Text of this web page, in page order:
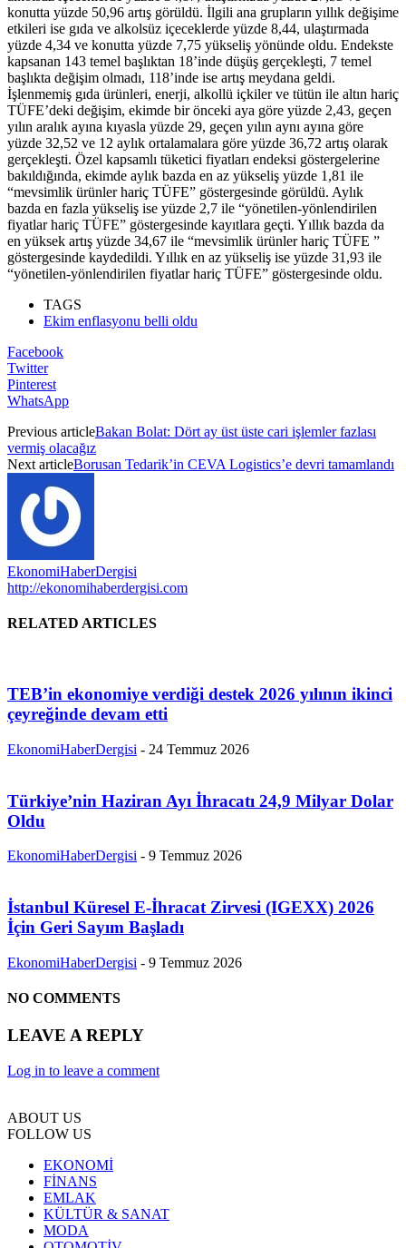
konutta yüzde 50,96 artış görüldü. İlgili ana grupların yıllık değişime
etkileri ise gıda ve alkolsüz içeceklerde yüzde 8,44, ulaştırmada
yüzde 4,34 ve konutta yüzde 7,75 yükseliş yönünde oldu. Endekste
kapsanan 143 temel başlıktan 18’inde düşüş gerçekleşti, 7 temel
başlıkta değişim olmadı, 118’inde ise artış meydana geldi.
İşlenmemiş gıda ürünleri, enerji, alkollü içkiler ve tütün ile altın hariç
TÜFE’deki değişim, ekimde bir önceki aya göre yüzde 2,43, geçen
yılın aralık ayına kıyasla yüzde 29, geçen yılın aynı ayına göre
yüzde 32,52 ve 12 aylık ortalamalara göre yüzde 36,72 artış olarak
gerçekleşti. Özel kapsamlı tüketici fiyatları endeksi göstergelerine
bakıldığında, ekimde aylık bazda en az yükseliş yüzde 1,81 ile
“mevsimlik ürünler hariç TÜFE” göstergesinde görüldü. Aylık
bazda en fazla yükseliş ise yüzde 2,7 ile “yönetilen-yönlendirilen
fiyatlar hariç TÜFE” göstergesinde kayıtlara geçti. Yıllık bazda da
en yüksek artış yüzde 34,67 ile “mevsimlik ürünler hariç TÜFE ”
göstergesinde kaydedildi. Yıllık en az yükseliş ise yüzde 31,93 ile
“yönetilen-yönlendirilen fiyatlar hariç TÜFE” göstergesinde oldu.
TAGS
Ekim enflasyonu belli oldu
Facebook
Twitter
Pinterest
WhatsApp
Previous articleBakan Bolat: Dört ay üst üste cari işlemler fazlası
vermiş olacağız
Next articleBorusan Tedarik’in CEVA Logistics’e devri tamamlandı
EkonomiHaberDergisi
http://ekonomihaberdergisi.com
RELATED ARTICLES
TEB’in ekonomiye verdiği destek 2026 yılının ikinci
çeyreğinde devam etti
EkonomiHaberDergisi - 24 Temmuz 2026
Türkiye’nin Haziran Ayı İhracatı 24,9 Milyar Dolar
Oldu
EkonomiHaberDergisi - 9 Temmuz 2026
İstanbul Küresel E-İhracat Zirvesi (IGEXX) 2026
İçin Geri Sayım Başladı
EkonomiHaberDergisi - 9 Temmuz 2026
NO COMMENTS
LEAVE A REPLY
Log in to leave a comment
ABOUT US
FOLLOW US
EKONOMİ
FİNANS
EMLAK
KÜLTÜR & SANAT
MODA